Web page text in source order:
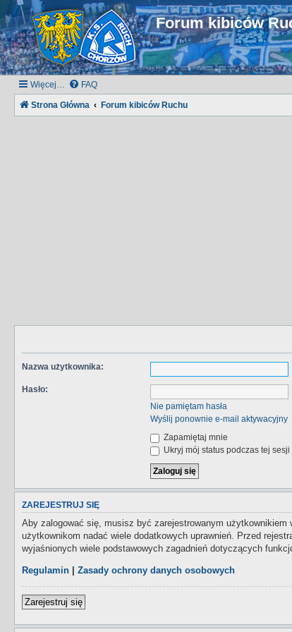
Forum kibiców
Więcej… FAQ
Strona Główna Forum kibiców Ruchu
Nazwa użytkownika:
Hasło:
Nie pamiętam hasła
Wyślij ponownie e-mail aktywacyjny
Zapamiętaj mnie
Ukryj mój status podczas tej sesji
ZAREJESTRUJ SIĘ
Aby zalogować się, musisz być zarejestrowanym
użytkownikom nadać wiele dodatkowych uprawnień. Przed
wyjaśnionych wiele podstawowych zagadnień dotyczących
Regulamin Zasady ochrony danych osobowych
Zarejestruj się